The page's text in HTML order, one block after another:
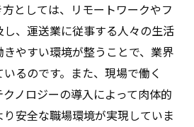
としては、リモートワークやフ
し、運送業に従事する人々の生活
やすい環境が整うことで、業界
るのです。また、現場で働く
ノロジーの導入によって肉体的
安全な職場環境が実現していま